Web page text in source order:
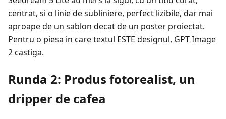
centrat, si o linie de subliniere, perfect lizibile, dar mai
aproape de un sablon decat de un poster proiectat.
Pentru o piesa in care textul ESTE designul, GPT Image
2 castiga.
Runda 2: Produs fotorealist, un
dripper de cafea